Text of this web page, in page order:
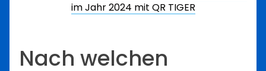
im Jahr 2024 mit QR TIGER
Nach welchen